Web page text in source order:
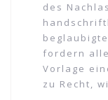
des
fordern
Vorlage
zu Recht,